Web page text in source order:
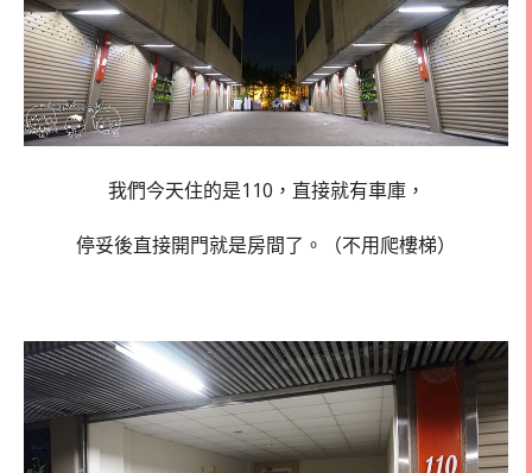
我們今天住的是110，直接就有車庫，
停妥後直接開門就是房間了。（不用爬樓梯）